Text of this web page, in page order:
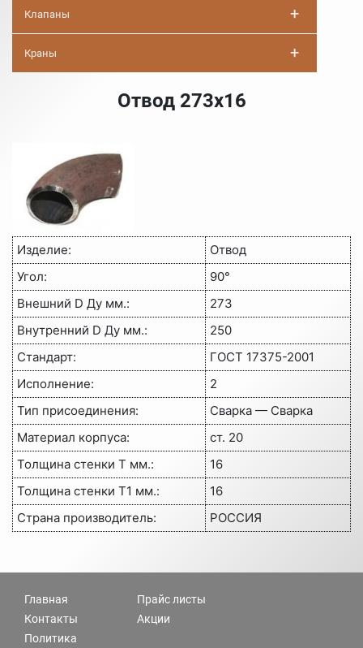
Клапаны +
Краны +
Отвод 273х16
Изделие:
Отвод
Угол:
90°
Внешний D Ду мм.:
273
Внутренний D Ду мм.:
250
Стандарт:
ГОСТ 17375-2001
Исполнение:
2
Тип присоединения:
Сварка — Сварка
Материал корпуса:
ст. 20
Толщина стенки Т мм.:
16
Толщина стенки Т1 мм.:
16
Страна производитель:
РОССИЯ
Главная
Контакты
Политика
Прайс листы
Акции